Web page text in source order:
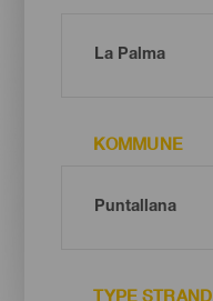
KOMMUNE
TYPE STRAND